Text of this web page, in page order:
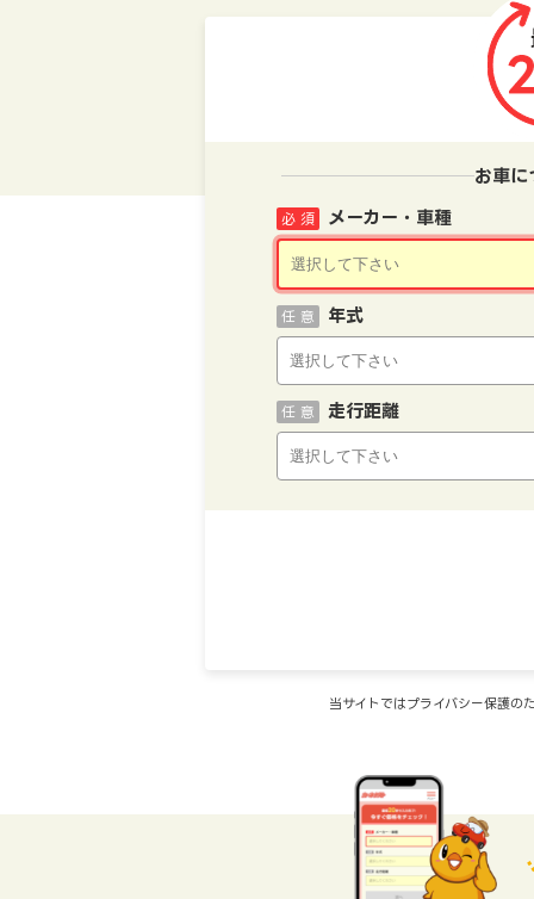
お車に
メーカー・車種
必 須
年式
任 意
走行距離
任 意
当サイトではプライバシー保護の